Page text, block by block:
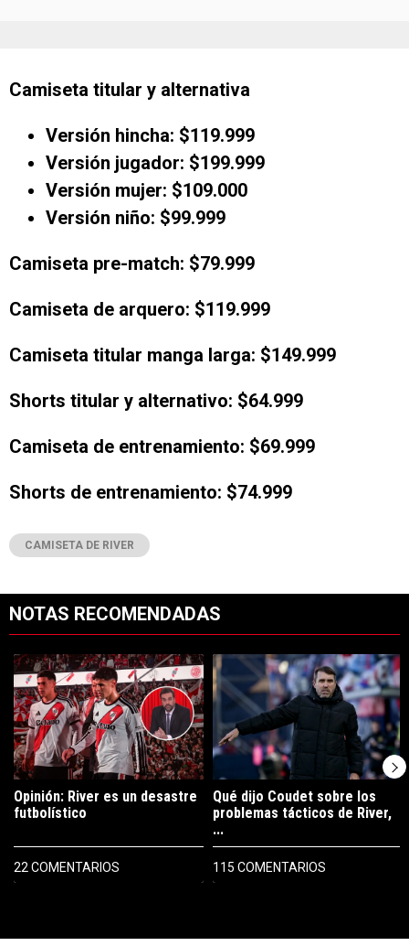
Camiseta titular y alternativa
Versión hincha: $119.999
Versión jugador: $199.999
Versión mujer: $109.000
Versión niño: $99.999
Camiseta pre-match: $79.999
Camiseta de arquero: $119.999
Camiseta titular manga larga: $149.999
Shorts titular y alternativo: $64.999
Camiseta de entrenamiento: $69.999
Shorts de entrenamiento: $74.999
CAMISETA DE RIVER
NOTAS RECOMENDADAS
Un artículo de tendencia con el título "Opinión: River es un desastre
Opinión: River es un desastre
futbolístico
22 COMENTARIOS
Un artículo de tendencia con el
Qué dijo Coudet sobre los
problemas tácticos de River,
...
115 COMENTARIOS